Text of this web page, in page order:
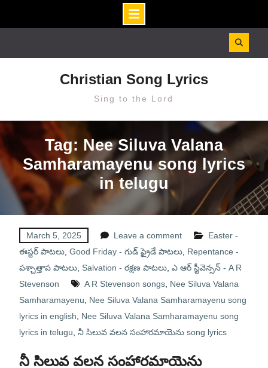
Christian Song Lyrics
Sing to the Lord
Tag: Nee Siluva Valana
Samharamayenu song lyrics
in telugu
March 5, 2025 Leave a comment
Easter -
ఈస్టర్ పాటలు, Good Friday - గుడ్ ఫ్రైడే పాటలు, Repentance -
పశ్చాత్తాప పాటలు, Salvation - రక్షణ పాటలు, ఎ ఆర్ స్టీవెన్సన్ - A R
Stevenson
A R Stevenson songs, Nee Siluva Valana
Samharamayenu
Nee Siluva Valana Samharamayenu song
lyrics in english
Nee Siluva Valana Samharamayenu song
lyrics in telugu నీ సిలువ వలన సంహారమాయెను song lyrics
నీ సిలువ వలన సంహారమాయెను